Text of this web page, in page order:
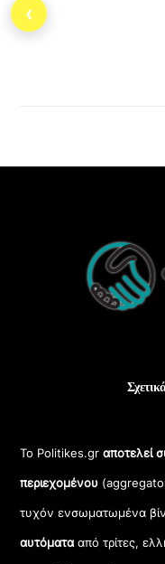
Το Politikes.grαποτελεί
περιεχομένου
τυχόν ενσωματωμένα
αυτόματααπό τρίτες,
‹